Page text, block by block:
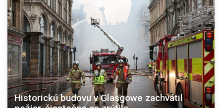
Historickú budovu v Glasgowe zachvátil